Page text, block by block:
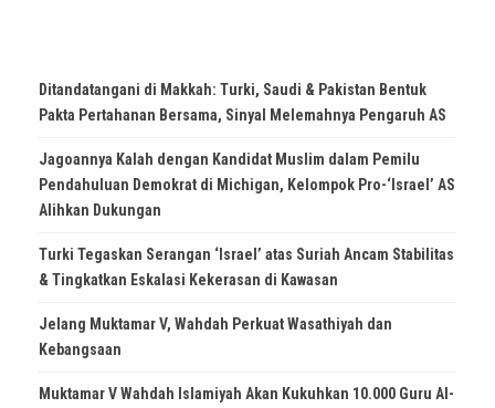
Ditandatangani di Makkah: Turki, Saudi & Pakistan Bentuk
Pakta Pertahanan Bersama, Sinyal Melemahnya Pengaruh AS
Jagoannya Kalah dengan Kandidat Muslim dalam Pemilu
Pendahuluan Demokrat di Michigan, Kelompok Pro-‘Israel’ AS
Alihkan Dukungan
Turki Tegaskan Serangan ‘Israel’ atas Suriah Ancam Stabilitas
& Tingkatkan Eskalasi Kekerasan di Kawasan
Jelang Muktamar V, Wahdah Perkuat Wasathiyah dan
Kebangsaan
Muktamar V Wahdah Islamiyah Akan Kukuhkan 10.000 Guru Al-